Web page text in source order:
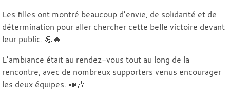
Les filles ont montré beaucoup d’envie, de solidarité et de
détermination pour aller chercher cette belle victoire devant
leur public. 💪🔥
L’ambiance était au rendez-vous tout au long de la
rencontre, avec de nombreux supporters venus encourager
les deux équipes. 📣🎶